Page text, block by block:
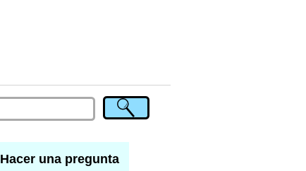
Hacer una pregunta